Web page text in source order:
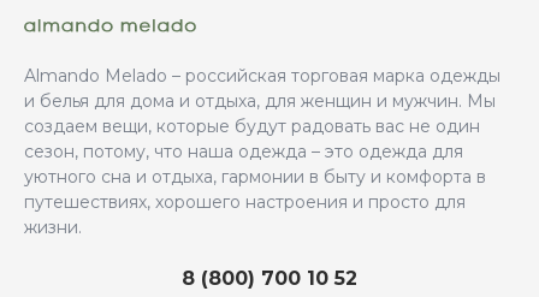
Almando Melado – российская торговая марка одежды
и белья для дома и отдыха, для женщин и мужчин. Мы
создаем вещи, которые будут радовать вас не один
сезон, потому, что наша одежда – это одежда для
уютного сна и отдыха, гармонии в быту и комфорта в
путешествиях, хорошего настроения и просто для
жизни.
8 (800) 700 10 52